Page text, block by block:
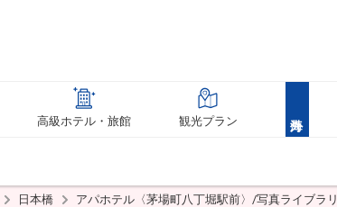
高級ホテル・旅館 観光プラン
日本橋 アパホテル〈茅場町八丁堀駅前〉/写真ライブラリ